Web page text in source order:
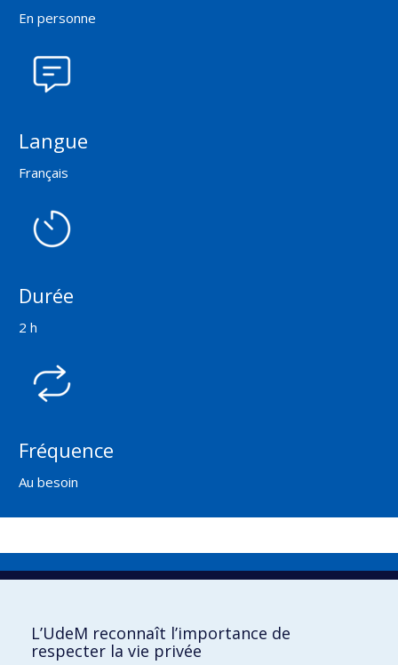
En personne
Langue
Français
Durée
2 h
Fréquence
Au besoin
Direction de la prévention et de la
Nous joindre
Carrières
L’UdeM reconnaît l’importance de
respecter la vie privée